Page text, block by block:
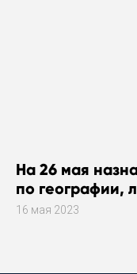
На 26 мая
по географии,
16 мая 2023